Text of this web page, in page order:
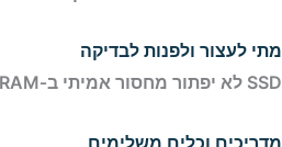
מתי לעצור ולפנות לבדיקה
SSD לא יפתור מחסור אמיתי ב‑RAM, ו‑RAM נוסף לא יתקן כונן איטי או כונן שמתחיל להיכשל.
מדריכים וכלים משלימים